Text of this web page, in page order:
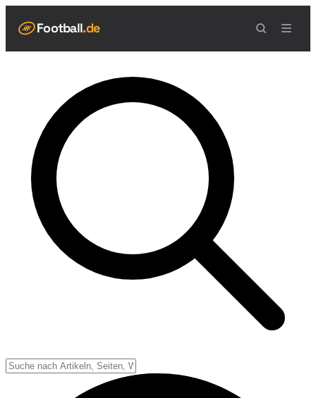
Football.de
Live Scores
Spielplan
Teams
Tabelle
Football Regeln
Punkte & Scoring